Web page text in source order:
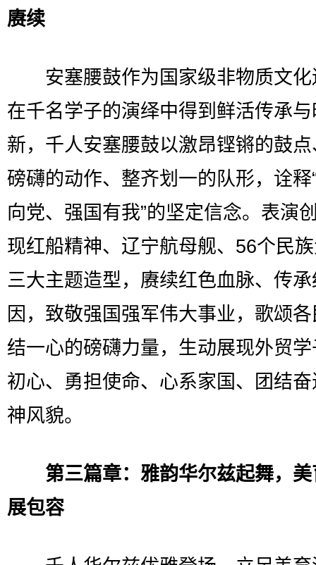
赓续
安塞腰鼓作为国家级非物质文化
在千名学子的演绎中得到鲜活传承
新，千人安塞腰鼓以激昂铿锵的鼓
磅礴的动作、整齐划一的队形，诠释
向党、强国有我”的坚定信念。表演
现红船精神、辽宁航母舰、56个民
三大主题造型，赓续红色血脉、传
因，致敬强国强军伟大事业，歌颂
结一心的磅礴力量，生动展现外贸
初心、勇担使命、心系家国、团结
神风貌。
第三篇章：雅韵华尔兹起舞，
展包容